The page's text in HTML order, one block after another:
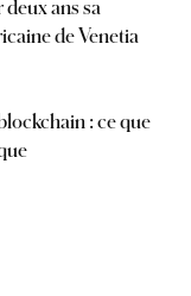
ans sa
de Venetia
: ce que